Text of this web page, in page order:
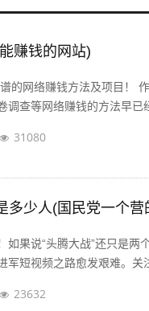
赚钱的网站)
的网络赚钱方法及项目！
调查等网络赚钱的方法早已
31080
多少人(国民党一个营
如果说“头腾大战”还只是
军短视频之路愈发艰难。关
23632